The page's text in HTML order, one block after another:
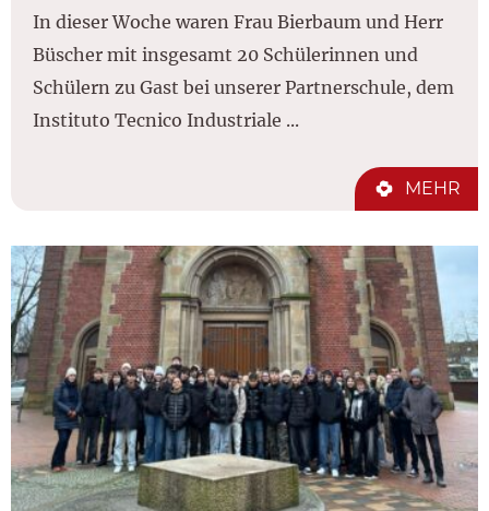
In dieser Woche waren Frau Bierbaum und Herr
Büscher mit insgesamt 20 Schülerinnen und
Schülern zu Gast bei unserer Partnerschule, dem
Instituto Tecnico Industriale ...
MEHR